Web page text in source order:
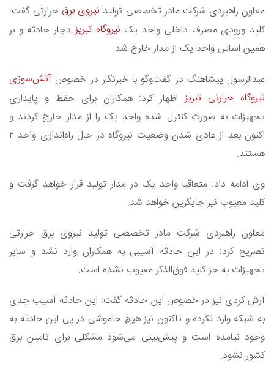
معاون راهبردی شرکت مادر تخصصی تولید نیروی برق حرارتی گفت:
کلید ورودی مصرف داخلی واحد یک نیروگاه تبریز دچار حادثه و بر
همین اساس واحد یک از مدار خارج شد.
عبدالرسول پیشاهنگ در گفت‌وگو با خبرنگار در خصوص آتش‌سوزی
نیروگاه حرارتی تبریز اظهار کرد: همکاران برای حفظ و پایداری
تجهیزات به صورت کنترل شده واحد یک را از مدار خارج کردند و
اکنون بعد از عادی شدن وضعیت نیروگاه در حال راه‌اندازی واحد ۲
هستند.
وی ادامه داد: متعاقبا واحد یک در مدار تولید قرار خواهد گرفت و
کلید معیوب نیز جایگزین خواهد شد.
معاون راهبردی شرکت مادر تخصصی تولید نیروی برق حرارتی
تصریح کرد: در این حادثه آسیبی به همکاران وارد نشد و سایر
تجهیزات به جز کلید فوق‌الذکر معیوب نشده است.
آرش کردی نیز در خصوص این حادثه گفت: این حادثه آسیب جدی
به شبکه وارد نکرده و تاکنون نیز هیچ خاموشی در پی این حادثه به
وجود نیامده است و پیش‌بینی می‌شود مشکلی برای تامین برق
کشور نشود.